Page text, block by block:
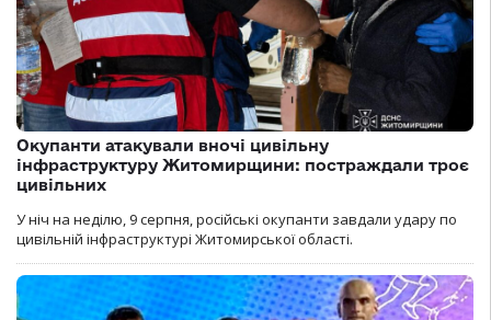
Окупанти атакували вночі цивільну
інфраструктуру Житомирщини: постраждали троє
цивільних
У ніч на неділю, 9 серпня, російські окупанти завдали удару по
цивільній інфраструктурі Житомирської області.